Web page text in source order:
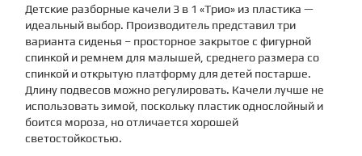
Детские разборные качели 3 в 1 «Трио» из пластика —
идеальный выбор. Производитель представил три
варианта сиденья – просторное закрытое с фигурной
спинкой и ремнем для малышей, среднего размера со
спинкой и открытую платформу для детей постарше.
Длину подвесов можно регулировать. Качели лучше не
использовать зимой, поскольку пластик однослойный и
боится мороза, но отличается хорошей
светостойкостью.